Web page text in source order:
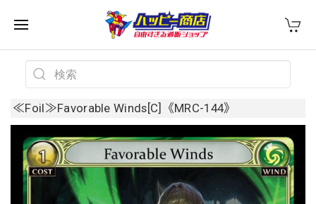
≪Foil≫Favorable Winds[C]《MRC-144》